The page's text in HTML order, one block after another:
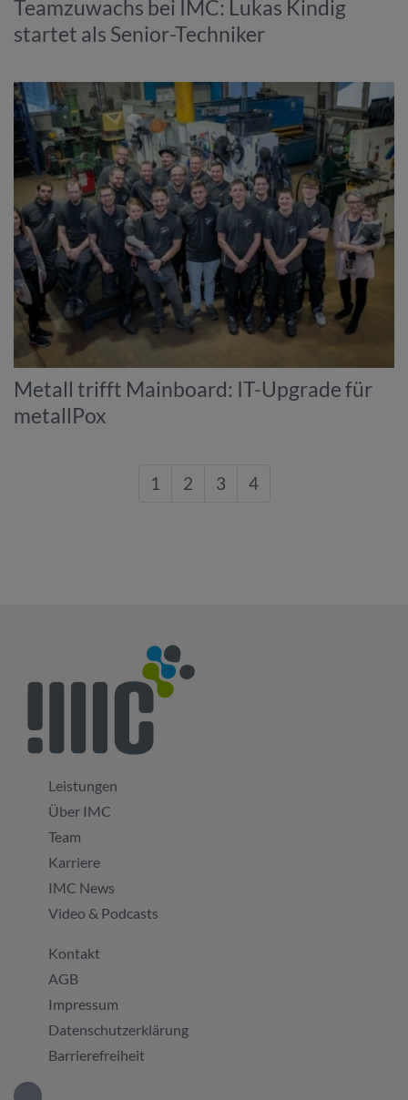
Teamzuwachs bei IMC: Lukas Kindig
startet als Senior-Techniker
Metall trifft Mainboard: IT-Upgrade für
metallPox
1 2 3 4
Leistungen
Über IMC
Team
Karriere
IMC News
Video & Podcasts
Kontakt
AGB
Impressum
Datenschutzerklärung
Barrierefreiheit
IMC GmbH bei LinkedIn